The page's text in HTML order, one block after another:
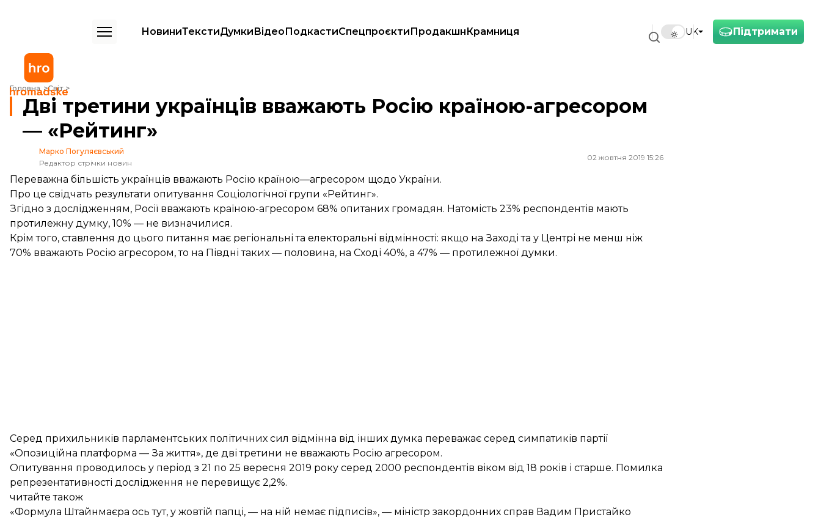
Підтримати
UK
НовиниТекстиДумкиВідеоПодкастиСпецпроєктиПродакшнКрамниця
Головна Світ
Дві третини українців вважають Росію країною-агресором — «Рейтинг»
Дві третини українців вважають Росію країною-агресором
— «Рейтинг»
Марко Погуляєвський
Редактор стрічки новин
02 жовтня 2019 15:26
Переважна більшість українців вважають Росію країною—агресором щодо України.
Про це свідчать результати опитування Соціологічної групи «Рейтинг».
Згідно з дослідженням, Росії вважають країною-агресором 68% опитаних громадян. Натомість 23% респондентів мають
протилежну думку, 10% — не визначилися.
Крім того, ставлення до цього питання має регіональні та електоральні відмінності: якщо на Заході та у Центрі не менш ніж
70% вважають Росію агресором, то на Півдні таких — половина, на Сході 40%, а 47% — протилежної думки.
Серед прихильників парламентських політичних сил відмінна від інших думка переважає серед симпатиків партії
«Опозиційна платформа — За життя», де дві третини не вважають Росію агресором.
Опитування проводилось у період з 21 по 25 вересня 2019 року серед 2000 респондентів віком від 18 років і старше. Помилка
репрезентативності дослідження не перевищує 2,2%.
читайте також
«Формула Штайнмаєра ось тут, у жовтій папці, — на ній немає підписів», — міністр закордонних справ Вадим Пристайко